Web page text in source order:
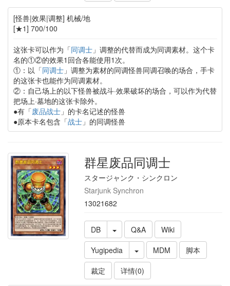
[怪兽|效果|调整] 机械/地
[★1] 700/100
这张卡可以作为「同调士」调整的代替而成为同调素材。这个卡
名的①②的效果1回合各能使用1次。
①：以「同调士」调整为素材的同调怪兽同调召唤的场合，手卡
的这张卡也能作为同调素材。
②：自己场上的以下怪兽被战斗·效果破坏的场合，可以作为代替
把场上·墓地的这张卡除外。
●有「废品战士」的卡名记述的怪兽
●原本卡名包含「战士」的同调怪兽
群星废品同调士
スタージャンク・シンクロン
Starjunk Synchron
13021682
DB Q&A
Wiki
Yugipedia
MDM
脚本
裁定
详情(0)